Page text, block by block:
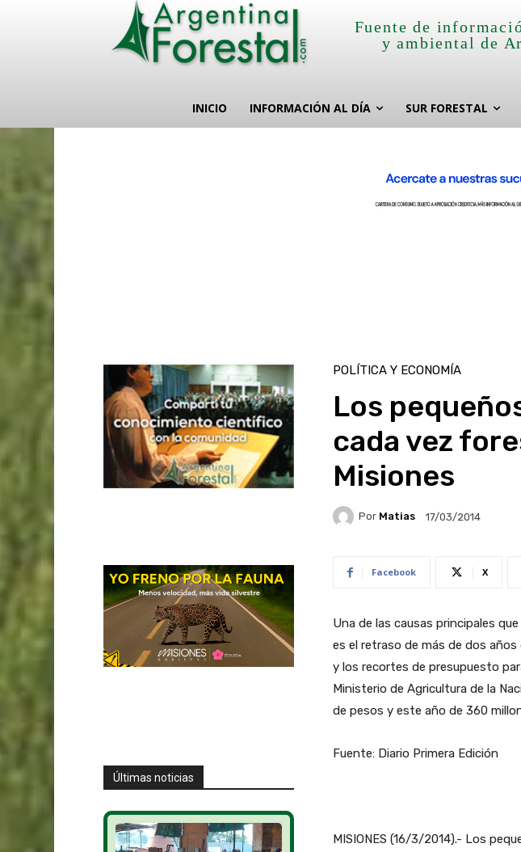
Fuente de
y ambiental de
INICIO INFORMACIÓN AL DÍA SUR FORESTAL
Últimas noticias
POLÍTICA Y ECONOMÍA
Los
cada vez
Misiones
Por Matias 17/03/2014
Facebook X
Una de las causas principales
es el retraso de más de dos
y los recortes de presupuesto
Ministerio de Agricultura de la
de pesos y este año de 360
Fuente: Diario Primera Edición
MISIONES (16/3/2014).- Los